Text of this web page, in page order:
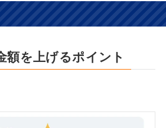
額を上げるポイント